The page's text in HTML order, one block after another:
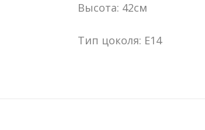
Высота: 42см
Тип цоколя: E14